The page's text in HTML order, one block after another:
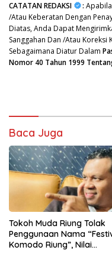
CATATAN REDAKSI :
/Atau Keberatan Dengan
Diatas, Anda Dapat
Sanggahan Dan /Atau Koreksi
Sebagaimana Diatur Dalam
Nomor 40 Tahun 1999
Baca Juga
Tokoh Muda Riung Tolak
Penggunaan Nama
Komodo Riung”, Nilai